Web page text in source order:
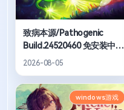
致病本源/Pathogenic
Build.24520460 免安装中文
版
2026-08-05
windows游戏